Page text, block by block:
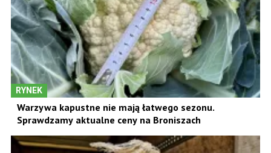
RYNEK
Warzywa kapustne nie mają łatwego sezonu.
Sprawdzamy aktualne ceny na Broniszach